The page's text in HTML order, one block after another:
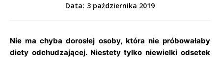
Data: 3 października 2019
Nie ma chyba dorosłej osoby, która nie próbowałaby
diety odchudzającej. Niestety tylko niewielki odsetek